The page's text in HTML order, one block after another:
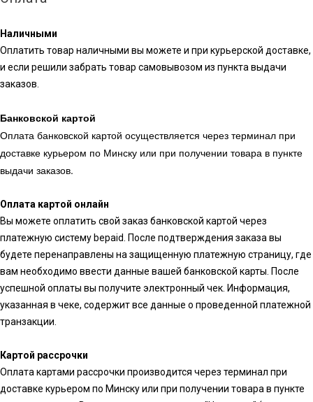
Наличными
Оплатить товар наличными вы можете и при курьерской доставке,
и если решили забрать товар самовывозом из пункта выдачи
заказов.
Банковской картой
Оплата банковской картой осуществляется через терминал при
доставке курьером по Минску или при получении товара в пункте
выдачи заказов.
Оплата картой онлайн
Вы можете оплатить свой заказ банковской картой через
платежную систему bepaid. После подтверждения заказа вы
будете перенаправлены на защищенную платежную страницу, где
вам необходимо ввести данные вашей банковской карты. После
успешной оплаты вы получите электронный чек. Информация,
указанная в чеке, содержит все данные о проведенной платежной
транзакции.
Картой рассрочки
Оплата картами рассрочки производится через терминал при
доставке курьером по Минску или при получении товара в пункте